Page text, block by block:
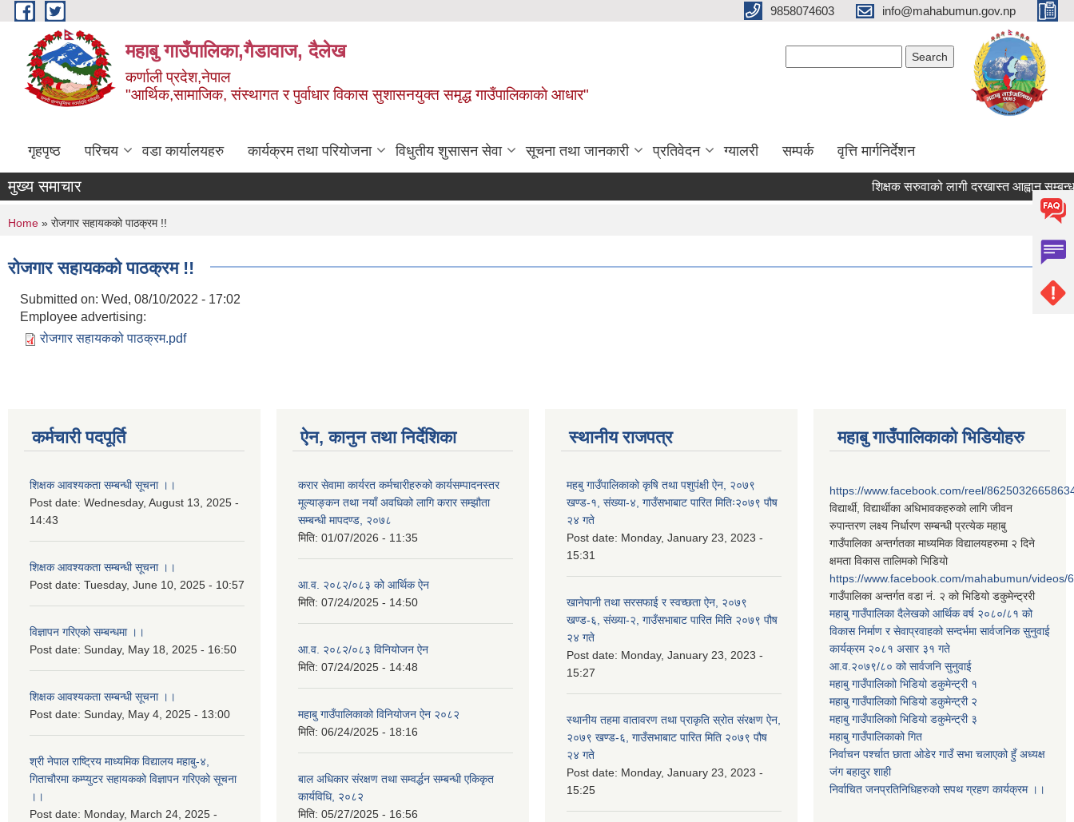
Skip to main content 9858074603 info@mahabumun.gov.np
महाबु गाउँपालिका,गैडावाज, दैलेख
कर्णाली प्रदेश,नेपाल
"आर्थिक,सामाजिक, संस्थागत र पुर्वाधार विकास सुशासनयुक्त समृद्ध गाउँपालिकाकाे आधार"
गृहपृष्ठ परिचय वडा कार्यालयहरु कार्यक्रम तथा परियोजना विधुतीय शुसासन सेवा सूचना तथा जानकारी प्रतिवेदन ग्यालरी सम्पर्क वृत्ति मार्गनिर्देशन
मुख्य समाचार शिक्षक सरुवाको लागी दरखास्त आह्वान सम्बन्धमा
You are here
Home » रोजगार सहायकको पाठक्रम !!
रोजगार सहायकको पाठक्रम !!
Submitted on: Wed, 08/10/2022 - 17:02
Employee advertising:
रोजगार सहायकको पाठक्रम.pdf
कर्मचारी पदपूर्ति
शिक्षक आवश्यकता सम्बन्धी सूचना ।।
Post date: Wednesday, August 13, 2025 -
14:43
शिक्षक आवश्यकता सम्बन्धी सूचना ।।
Post date: Tuesday, June 10, 2025 - 10:57
विज्ञापन गरिएको सम्बन्धमा ।।
Post date: Sunday, May 18, 2025 - 16:50
शिक्षक आवश्यकता सम्बन्धी सूचना ।।
Post date: Sunday, May 4, 2025 - 13:00
श्री नेपाल राष्ट्रिय माध्यमिक विद्यालय महाबु-४,
गिताचौरमा कम्प्युटर सहायकको विज्ञापन गरिएको सूचना
।।
Post date: Monday, March 24, 2025 -
ऐन, कानुन तथा निर्देशिका
करार सेवामा कार्यरत कर्मचारीहरुको कार्यसम्पादनस्तर
मूल्याङ्कन तथा नयाँ अवधिको लागि करार सम्झौता
सम्बन्धी मापदण्ड, २०७८
मिति: 01/07/2026 - 11:35
आ.व. २०८२/०८३ को आर्थिक ऐन
मिति: 07/24/2025 - 14:50
आ.व. २०८२/०८३ विनियोजन ऐन
मिति: 07/24/2025 - 14:48
महाबु गाउँपालिकाको विनियोजन ऐन २०८२
मिति: 06/24/2025 - 18:16
बाल अधिकार संरक्षण तथा सम्वर्द्धन सम्बन्धी एकिकृत
कार्यविधि, २०८२
मिति: 05/27/2025 - 16:56
स्थानीय राजपत्र
महबु गाउँपालिकाको कृषि तथा पशुपंक्षी ऐन, २०७९
खण्ड-१, संख्या-४, गाउँसभाबाट पारित मितिः२०७९ पौष
२४ गते
Post date: Monday, January 23, 2023 -
15:31
खानेपानी तथा सरसफाई र स्वच्छता ऐन, २०७९
खण्ड-६, संख्या-२, गाउँसभाबाट पारित मिति २०७९ पौष
२४ गते
Post date: Monday, January 23, 2023 -
15:27
स्थानीय तहमा वातावरण तथा प्राकृति स्रोत संरक्षण ऐन,
२०७९ खण्ड-६, गाउँसभाबाट पारित मिति २०७९ पौष
२४ गते
Post date: Monday, January 23, 2023 -
15:25
महाबु गाउँपालिकाको भिडियोहरु
https://www.facebook.com/reel/
विद्यार्थी, विद्यार्थीका अधिभावकहरुको लागि जीवन
रुपान्तरण लक्ष्य निर्धारण सम्बन्धी प्रत्येक महाबु
गाउँपालिका अन्तर्गतका माध्यमिक विद्यालयहरुमा २ दिने
क्षमता विकास तालिमको भिडियो
https://www.facebook.com/mahabumun/videos/
गाउँपालिका अन्तर्गत वडा नं. २ को भिडियो डकुमेन्ट्ररी
महाबु गाउँपालिका दैलेखको आर्थिक वर्ष २०८०/८१ को
विकास निर्माण र सेवाप्रवाहको सन्दर्भमा सार्वजनिक सुनुवाई
कार्यक्रम २०८१ असार ३१ गते
आ.व.२०७९/८० को सार्वजनि सुनुवाई
महाबु गाउँपालिकाो भिडियो डकुमेन्ट्री १
महाबु गाउँपालिकाो भिडियो डकुमेन्ट्री २
महाबु गाउँपालिकाो भिडियो डकुमेन्ट्री ३
महाबु गाउँपालिकाको गित
निर्वाचन पर्श्चात छाता ओडेर गाउँ सभा चलाएको हुँ अध्यक्ष
जंग बहादुर शाही
निर्वाचित जनप्रतिनिधिहरुको सपथ ग्रहण कार्यक्रम ।।